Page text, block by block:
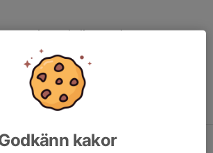
spelarstatistik sparad
på respektive match visas statistiken
automatiskt på denna sida
kakor